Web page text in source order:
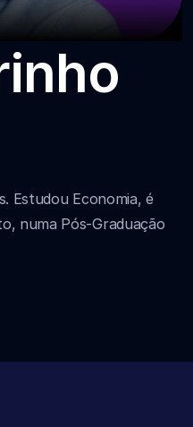
Estudou Economia, é
numa Pós-Graduação